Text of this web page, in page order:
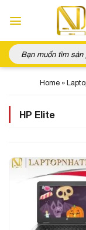
đến
dungTìm
kiếm:
Home»
HP Elite